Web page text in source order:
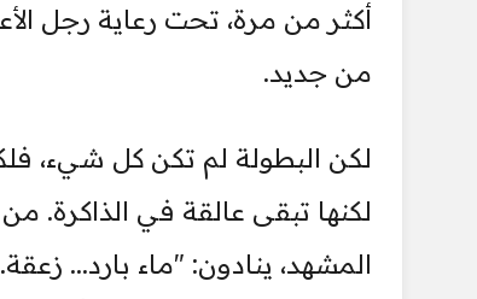
أكثر من مرة، تحت رعاية رجل
من جديد.
لكن البطولة لم تكن كل شيء،
لكنها تبقى عالقة في الذاكرة.
المشهد، ينادون: "ماء بارد...